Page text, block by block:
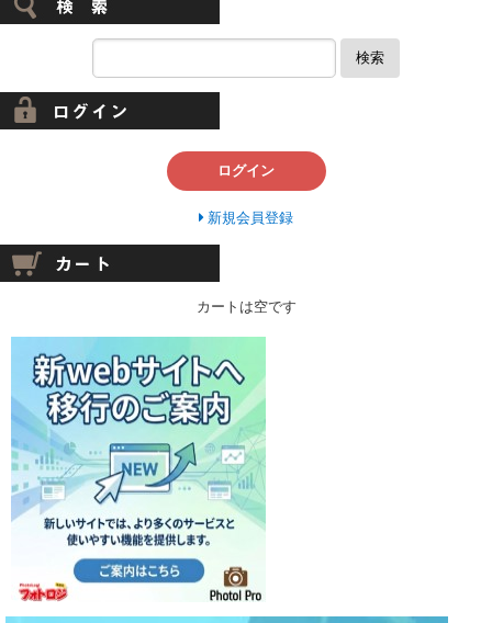
検索
ログイン
新規会員登録
カートは空です